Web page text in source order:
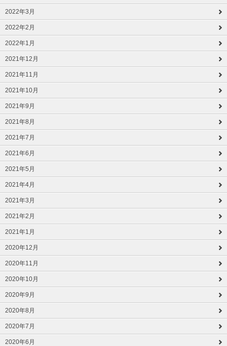
2022年3月
2022年2月
2022年1月
2021年12月
2021年11月
2021年10月
2021年9月
2021年8月
2021年7月
2021年6月
2021年5月
2021年4月
2021年3月
2021年2月
2021年1月
2020年12月
2020年11月
2020年10月
2020年9月
2020年8月
2020年7月
2020年6月